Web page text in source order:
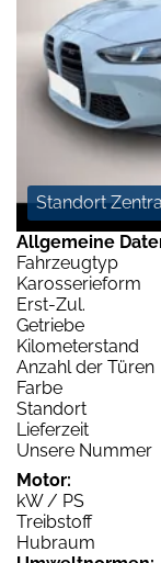
Standort
Allgemeine
Fahrzeugtyp
Karosserieform
Erst-Zul.
Getriebe
Kilometerstand
Anzahl der Türen
Farbe
Standort
Lieferzeit
Unsere Nummer
Motor:
kW / PS
Treibstoff
Hubraum